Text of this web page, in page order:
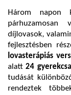
Három napon
díjlovasok,
fejlesztésben
lovasterápiás
alatt24
tudását
rendeztek